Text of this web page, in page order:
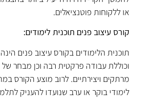
או ללקוחות פוטנציאלים.
קורס עיצוב פנים תוכנית לימודים:
תוכנית הלימודים בקורס עיצוב פנים
וכוללת עבודה פרקטית רבה וכן מבחר של
מרתקים ויצירתיים. לרוב מוצע הקורס
לימודי בוקר או ערב שנועדו להעניק